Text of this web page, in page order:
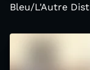
Bleu/L'Autre